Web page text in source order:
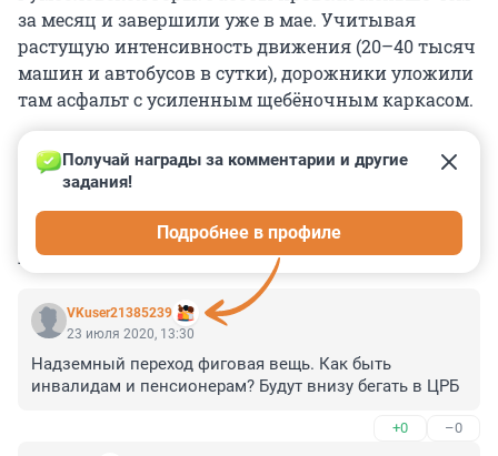
за месяц и завершили уже в мае. Учитывая
растущую интенсивность движения (20–40 тысяч
машин и автобусов в сутки), дорожники уложили
там асфальт с усиленным щебёночным каркасом.
КОММЕНТАРИИ 9
VKuser21385239
Получай награды за комментарии и другие
задания!
Подробнее в профиле
23 июля 2020, 13:30
Надземный переход фиговая вещь. Как быть
инвалидам и пенсионерам? Будут внизу бегать в ЦРБ
+0 –0